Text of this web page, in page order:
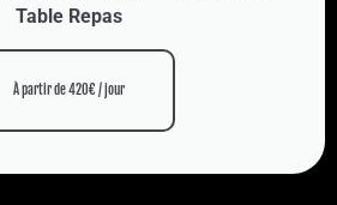
Table Repas
À partir de 420€ / jour